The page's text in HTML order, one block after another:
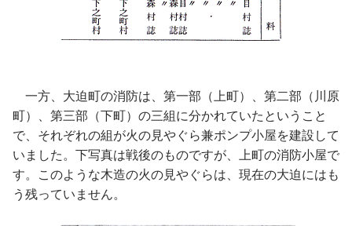
一方、大迫町の消防は、第一部（上町）、第二部（川原
町）、第三部（下町）の三組に分かれていたということ
で、それぞれの組が火の見やぐら兼ポンプ小屋を建設して
いました。下写真は戦後のものですが、上町の消防小屋で
す。このような木造の火の見やぐらは、現在の大迫にはも
う残っていません。